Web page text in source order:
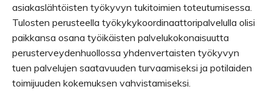
asiakaslähtöisten työkyvyn tukitoimien toteutumisessa.
Tulosten perusteella työkykykoordinaattoripalvelulla olisi
paikkansa osana työikäisten palvelukokonaisuutta
perusterveydenhuollossa yhdenvertaisten työkyvyn
tuen palvelujen saatavuuden turvaamiseksi ja potilaiden
toimijuuden kokemuksen vahvistamiseksi.